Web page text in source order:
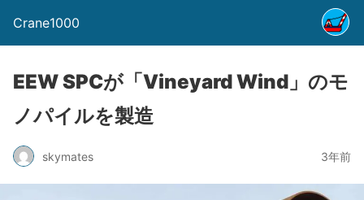
Crane1000
EEW SPCが「Vineyard Wind」のモ
ノパイルを製造
skymates 3年前